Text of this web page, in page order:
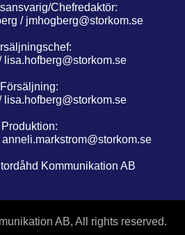
Chefredaktör:
/ jmhogberg@storkom.se
lisa.hofberg@storkom.se
Försäljning:
lisa.hofberg@storkom.se
Produktion:
anneli.markstrom@storkom.se
Kommunikation AB
AB, All rights reserved.